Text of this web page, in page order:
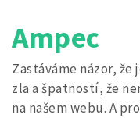
to
content
Ampec
Zastáváme názor,
zla a špatností, že
na našem webu. A